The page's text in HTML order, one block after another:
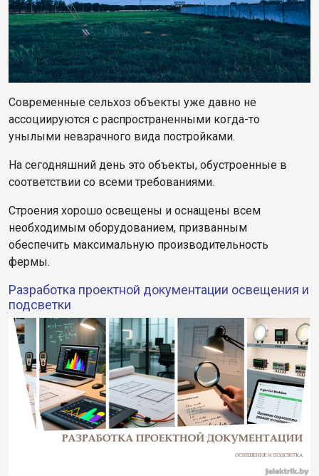
Современные сельхоз объекты уже давно не
ассоциируются с распространенными когда-то
унылыми невзрачного вида постройками.
На сегодняшний день это объекты, обустроенные в
соответствии со всеми требованиями.
Строения хорошо освещены и оснащены всем
необходимым оборудованием, призванным
обеспечить максимальную производительность
фермы.
Разработка проектной документации освещения и
подсветки